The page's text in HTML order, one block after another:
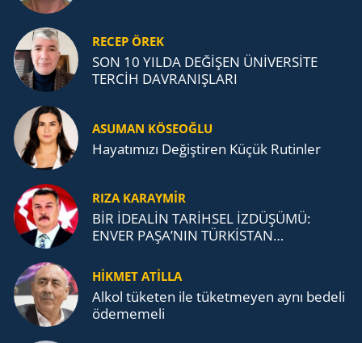
RECEP ÖREK
SON 10 YILDA DEĞİŞEN ÜNİVERSİTE
TERCİH DAVRANIŞLARI
ASUMAN KÖSEOĞLU
Ha­ya­tı­mı­zı De­ğiş­ti­ren Küçük Ru­tin­ler
RIZA KARAYMIR
BİR İDEALİN TARİHSEL İZDÜŞÜMÜ:
ENVER PAŞA’NIN TÜRKİSTAN
TEŞKİLATI’NA UZANAN MİRASI
HİKMET ATİLLA
Alkol tü­ke­ten ile tü­ket­me­yen aynı be­de­li
öde­me­me­li